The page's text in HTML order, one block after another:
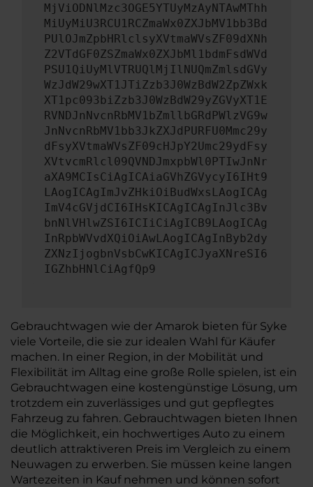
MjViODNlMzc3OGE5YTUyMzAyNTAwMThh
MiUyMiU3RCU1RCZmaWx0ZXJbMV1bb3Bd
PUlOJmZpbHRlclsyXVtmaWVsZF09dXNh
Z2VTdGF0ZSZmaWx0ZXJbMl1bdmFsdWVd
PSU1QiUyMlVTRUQlMjIlNUQmZmlsdGVy
WzJdW29wXT1JTiZzb3J0WzBdW2ZpZWxk
XT1pc093biZzb3J0WzBdW29yZGVyXT1E
RVNDJnNvcnRbMV1bZmllbGRdPWlzVG9w
JnNvcnRbMV1bb3JkZXJdPURFU0Mmc29y
dFsyXVtmaWVsZF09cHJpY2Umc29ydFsy
XVtvcmRlcl09QVNDJmxpbWl0PTIwJnNr
aXA9MCIsCiAgICAiaGVhZGVycyI6IHt9
LAogICAgImJvZHkiOiBudWxsLAogICAg
ImV4cGVjdCI6IHsKICAgICAgInJlc3Bv
bnNlVHlwZSI6ICIiCiAgICB9LAogICAg
InRpbWVvdXQiOiAwLAogICAgInByb2dy
ZXNzIjogbnVsbCwKICAgICJyaXNreSI6
IGZhbHNlCiAgfQp9
Gebrauchtwagen wie der Amarok bieten für Syke
viele Vorteile, die sie zur idealen Wahl für Käufer
machen. In einer Region, in der Mobilität und
Flexibilität im Alltag eine große Rolle spielen, ist ein
Gebrauchtwagen eine kostengünstige Lösung, um
trotzdem ein zuverlässiges und gut gepflegtes
Fahrzeug zu fahren. Gebrauchtwagen bieten Ihnen
die Möglichkeit, ein hochwertiges Auto zu einem
deutlich attraktiveren Preis im Vergleich zu einem
Neuwagen zu erwerben. Sie müssen keine langen
Wartezeiten in Kauf nehmen und können sofort